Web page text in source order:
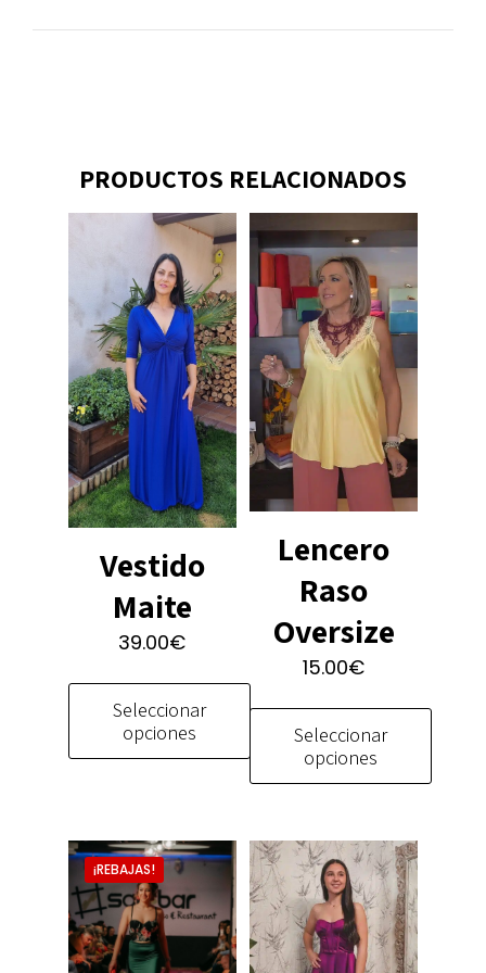
PRODUCTOS RELACIONADOS
Vestido
Maite
39.00€
Seleccionar
opciones
múltiples
variantes.
Las
opciones
se
Lencero
Raso
Oversize
15.00€
Seleccionar
opciones
tiene
múltiples
variantes.
Las
opciones
¡REBAJAS!